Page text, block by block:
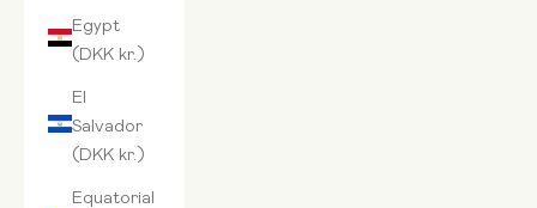
Egypt
(DKK kr.)
El
Salvador
(DKK kr.)
Equatorial